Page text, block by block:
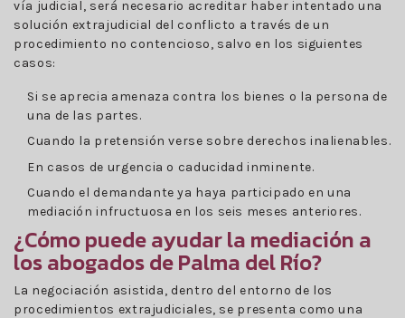
vía judicial, será necesario acreditar haber intentado una
solución extrajudicial del conflicto a través de un
procedimiento no contencioso, salvo en los siguientes
casos:
Si se aprecia amenaza contra los bienes o la persona de
una de las partes.
Cuando la pretensión verse sobre derechos inalienables.
En casos de urgencia o caducidad inminente.
Cuando el demandante ya haya participado en una
mediación infructuosa en los seis meses anteriores.
¿Cómo puede ayudar la mediación a
los abogados de Palma del Río?
La negociación asistida, dentro del entorno de los
procedimientos extrajudiciales, se presenta como una